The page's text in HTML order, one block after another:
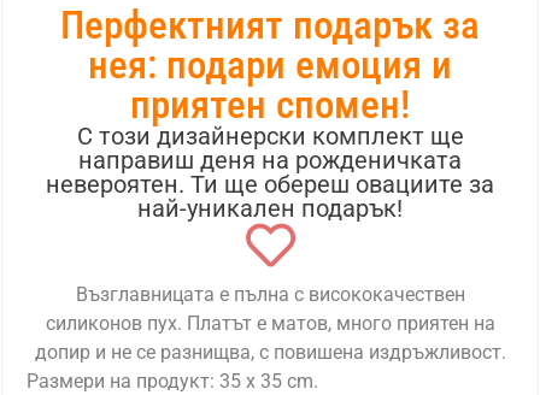
Перфектният подарък за
нея: подари емоция и
приятен спомен!
С този дизайнерски комплект ще
направиш деня на рожденичката
невероятен. Ти ще обереш овациите за
най-уникален подарък!
Възглавницата е пълна с висококачествен
силиконов пух. Платът е матов, много приятен на
допир и не се разнищва, с повишена издръжливост.
Размери на продукт: 35 x 35 cm.